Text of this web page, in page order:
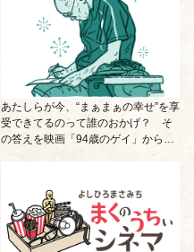
あたしらが今、“まぁまぁの幸せ”を享
受できてるのって誰のおかげ？ そ
の答えを映画「94歳のゲイ」から知
ることは、絶対に必要なの。